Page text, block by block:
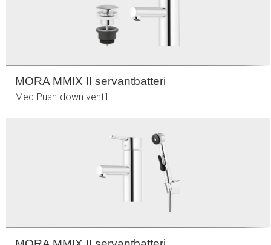
MORA MMIX II servantbatteri
Med Push-down ventil